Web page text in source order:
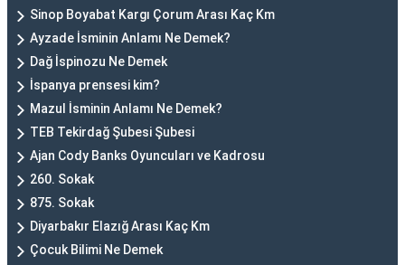
Sinop Boyabat Kargı Çorum Arası Kaç Km
Ayzade İsminin Anlamı Ne Demek?
Dağ İspinozu Ne Demek
İspanya prensesi kim?
Mazul İsminin Anlamı Ne Demek?
TEB Tekirdağ Şubesi Şubesi
Ajan Cody Banks Oyuncuları ve Kadrosu
260. Sokak
875. Sokak
Diyarbakır Elazığ Arası Kaç Km
Çocuk Bilimi Ne Demek